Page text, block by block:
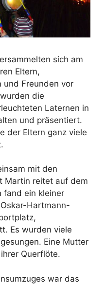
sich am
Eltern,
und Freunden vor
die
Laternen in
und präsentiert.
der Eltern ganz viele
mit den
Martin reitet auf dem
fand ein kleiner
Hartmann-
Es wurden viele
Eine Mutter
Querflöte.
war das